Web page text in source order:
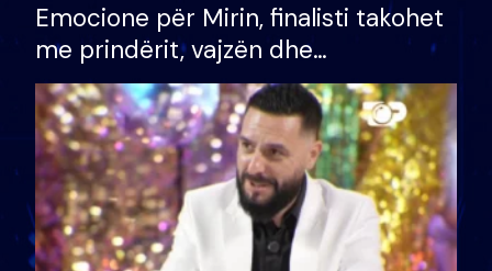
Emocione për Mirin, finalisti takohet
me prindërit, vajzën dhe
bashkëshorten: S’kemi ndonjë letër
divorci apo jo?